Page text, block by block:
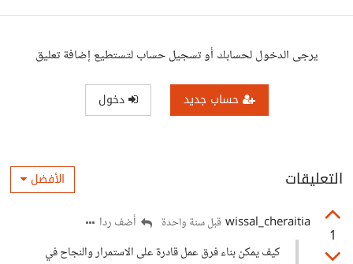
يرجى الدخول لحسابك أو تسجيل حساب لتستطيع إضافة تعليق
حساب جديد دخول
التعليقات الأفضل
1
wissal_cheraitia قبل سنة واحدة
أضف ردا
كيف يمكن بناء فرق عمل قادرة على الاستمرار والنجاح في